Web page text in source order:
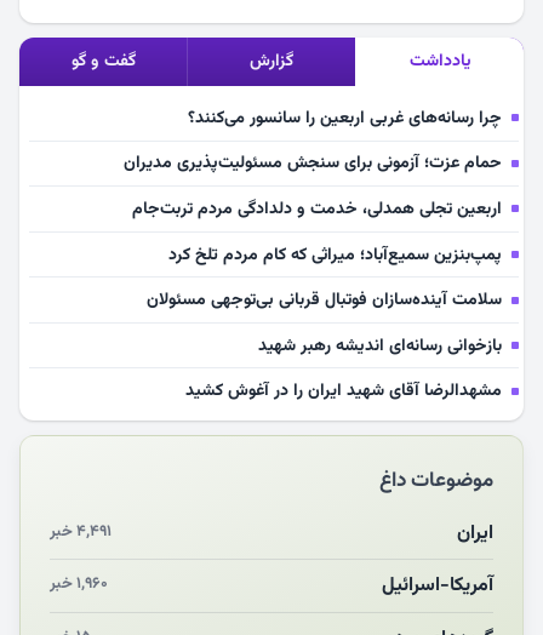
یادداشت گزارش گفت و گو
چرا رسانه‌های غربی اربعین را سانسور می‌کنند؟
حمام عزت؛ آزمونی برای سنجش مسئولیت‌پذیری مدیران
اربعین تجلی همدلی، خدمت و دلدادگی مردم تربت‌جام
پمپ‌بنزین سمیع‌آباد؛ میراثی که کام مردم تلخ کرد
سلامت آینده‌سازان فوتبال قربانی بی‌توجهی مسئولان
بازخوانی رسانه‌ای اندیشه رهبر شهید
مشهدالرضا آقای شهید ایران را در آغوش کشید
مکن ای صبح طلوع
چرایی «استقبال از آقای ایران»
انقلاب مردمی و مردم انقلابی
مرگ خاموش زیست‌محیطی در منطقه تربت‌جام
چو‌ن‌وچرا در «علی‌الاصول» یا انتظار برای تحقق شروط
موضوعات داغ
ایران ۴,۴۹۱ خبر
آمریکا-اسرائیل ۱,۹۶۰ خبر